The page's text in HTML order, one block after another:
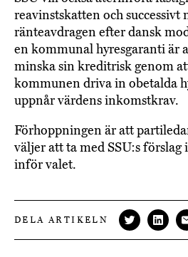
reavinstskatten och successivt
ränteavdragen efter dansk
en kommunal hyresgaranti är
minska sin kreditrisk genom
kommunen driva in obetalda
uppnår värdens inkomstkrav.
Förhoppningen är att
väljer att ta med SSU:s
inför valet.
DELA ARTIKELN